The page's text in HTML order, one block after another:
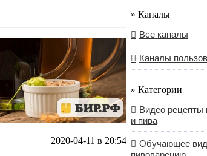
2020-04-11 в 20:54
» Каналы
Все каналы
Каналы
» Категории
Видео рецепты
и пива
Обучающее